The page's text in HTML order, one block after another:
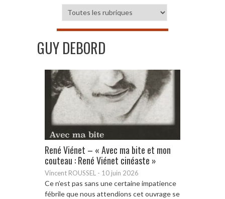
GUY DEBORD
René Viénet – « Avec ma bite et mon
couteau : René Viénet cinéaste »
Vincent ROUSSEL - 10 juin 2026
Ce n’est pas sans une certaine impatience
fébrile que nous attendions cet ouvrage se